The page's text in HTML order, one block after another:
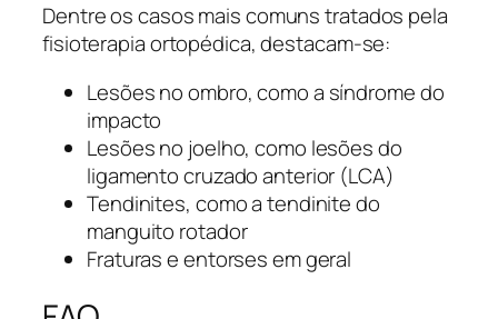
Dentre os casos mais comuns tratados pela
fisioterapia ortopédica, destacam-se:
Lesões no ombro, como a síndrome do
impacto
Lesões no joelho, como lesões do
ligamento cruzado anterior (LCA)
Tendinites, como a tendinite do
manguito rotador
Fraturas e entorses em geral